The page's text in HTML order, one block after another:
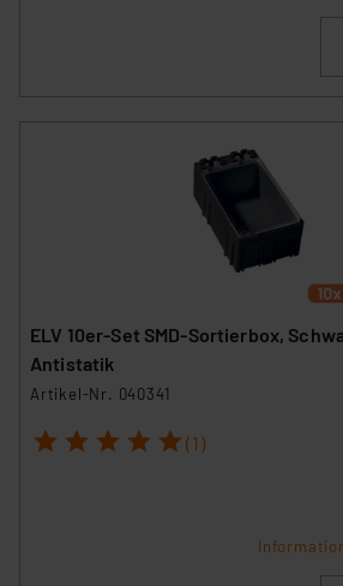
ELV 10er-Set SMD-Sortierbox,
Antistatik
Artikel-Nr. 040341
1 2 3 4 5 (1)